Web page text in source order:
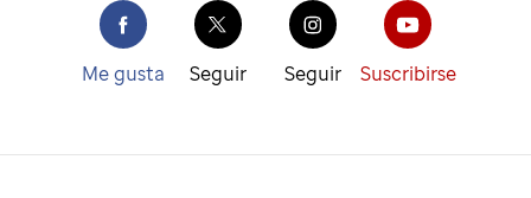
Me gusta Seguir Seguir Suscribirse